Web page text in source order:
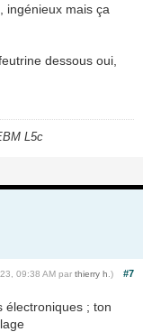
ingénieux mais ça
dessous oui,
L5c
#7
09:38 AM par thierry h .)
électroniques ; ton